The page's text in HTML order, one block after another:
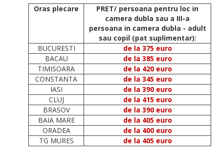
Oras plecare
PRET/ persoana pentru loc in
camera dubla sau a III-a
persoana in camera dubla - adult
sau copil (pat suplimentar):
BUCURESTI
de la 375 euro
BACAU
de la 385 euro
TIMISOARA
de la 420 euro
CONSTANTA
de la 345 euro
IASI
de la 390 euro
CLUJ
de la 415 euro
BRASOV
de la 390 euro
BAIA MARE
de la 405 euro
ORADEA
de la 400 euro
TG MURES
de la 405 euro